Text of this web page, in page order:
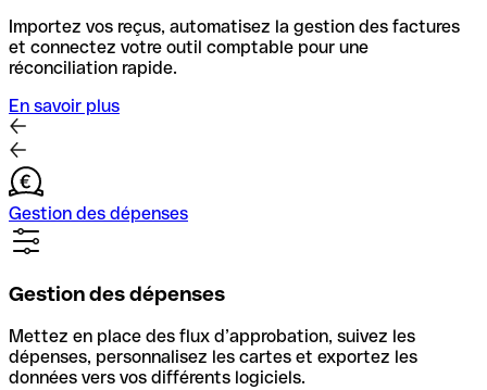
Importez vos reçus, automatisez la gestion des factures
et connectez votre outil comptable pour une
réconciliation rapide.
En savoir plus
Gestion des dépenses
Gestion des dépenses
Mettez en place des flux d’approbation, suivez les
dépenses, personnalisez les cartes et exportez les
données vers vos différents logiciels.